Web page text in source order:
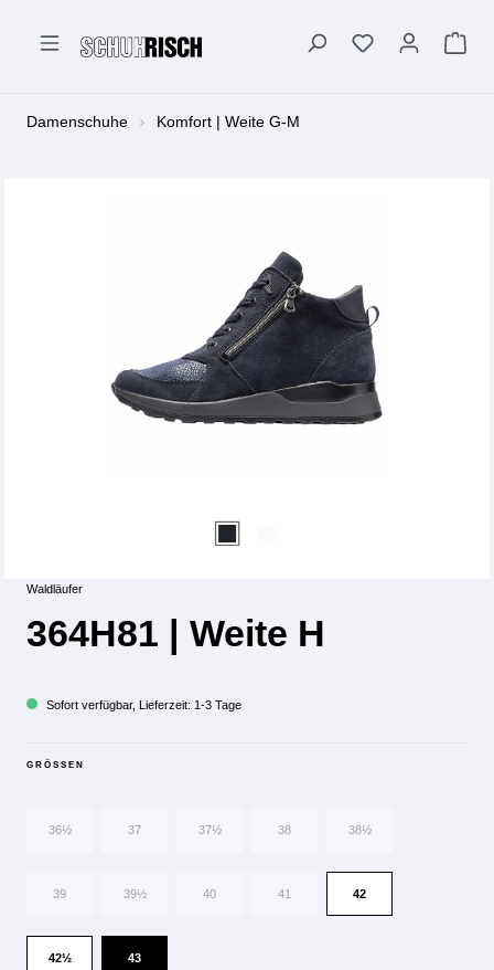
Damenschuhe Komfort | Weite G-M
Waldläufer
364H81 | Weite H
Sofort verfügbar, Lieferzeit: 1-3 Tage
GRÖSSEN
36½ 37 37½ 38 38½
39 39½ 40 41 42
42½ 43